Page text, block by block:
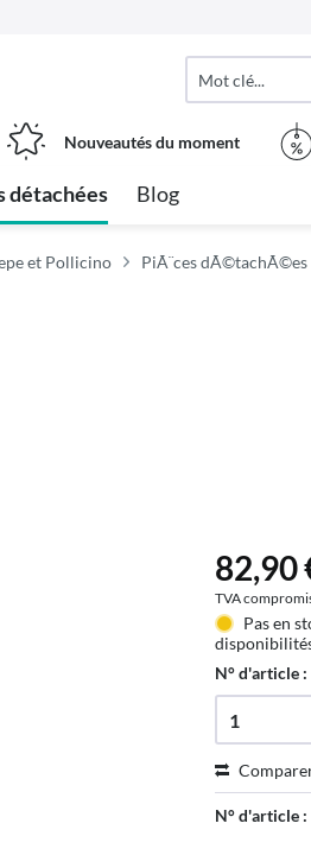
Nouveautés du moment
détachées Blog
et Pollicino PiÃ¨ces
82,90
TVA
Pas en
N° d'article :
N° d'article :